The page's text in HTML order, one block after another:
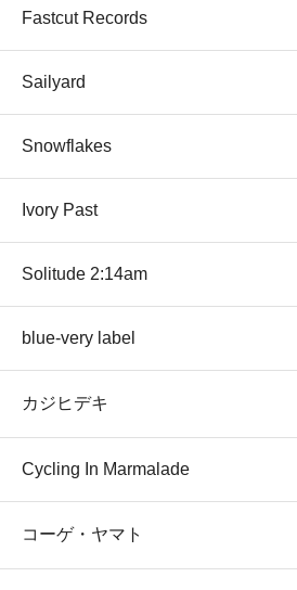
Fastcut Records
Sailyard
Snowflakes
Ivory Past
Solitude 2:14am
blue-very label
カジヒデキ
Cycling In Marmalade
コーゲ・ヤマト